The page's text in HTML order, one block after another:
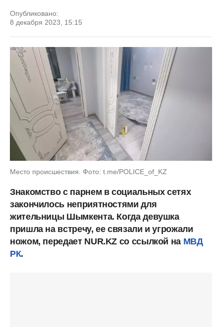
Опубликовано:
8 декабря 2023, 15:15
Место происшествия. Фото: t.me/POLICE_of_KZ
Знакомство с парнем в социальных сетях
закончилось неприятностями для
жительницы Шымкента. Когда девушка
пришла на встречу, ее связали и угрожали
ножом, передает NUR.KZ со ссылкой на МВД
РК.